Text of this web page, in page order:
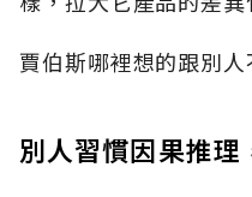
賈伯斯哪裡想的跟別人
別人習慣因果推